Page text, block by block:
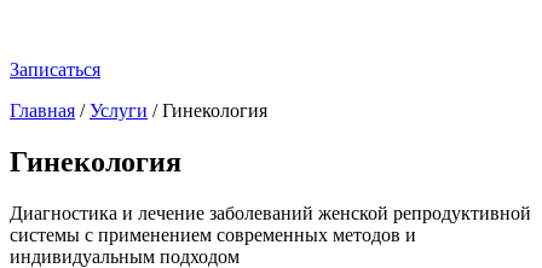
Записаться
Главная /Услуги /Гинекология
Гинекология
Диагностика и лечение заболеваний женской репродуктивной
системы с применением современных методов и
индивидуальным подходом